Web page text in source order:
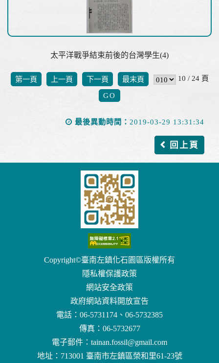
太平洋戰爭結束前後的台灣學生(4)
第一頁 上一頁 下一頁 最末頁 10 / 24 頁
最後異動時間： 2019-03-29 13:31:34
回上頁
Copyright©臺南左鎮化石園區版權所有
隱私權保護政策
網站安全政策
政府網站資料開放宣告
電話：06-5731174、06-5732385
傳真：06-5732677
電子郵件： tainan.fossil@gmail.com
地址：713001 臺南市左鎮區榮和里61-23號